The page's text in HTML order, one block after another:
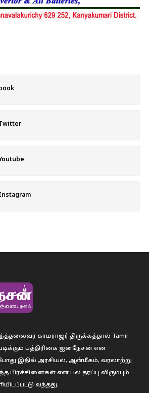
காமராஜர் திருக்கத்தால் Tamil
பத்திரிகை ஐனநேசன் என
இதில் அரசியல், ஆன்மீகம், வரலாற்று
பிரச்சினைகள் என பல தரப்பு விரும்பும்
வந்தது.